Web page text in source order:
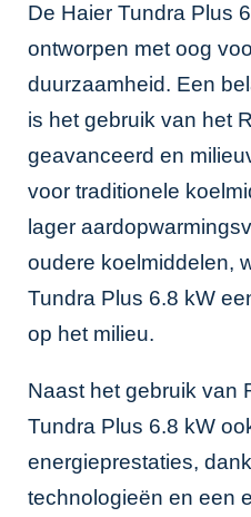
De Haier Tundra Plus
ontworpen met oog
duurzaamheid. Een
is het gebruik van het
geavanceerd en
voor traditionele
lager
oudere koelmiddelen,
Tundra Plus 6.8 kW
op het milieu.
Naast het gebruik van
Tundra Plus 6.8 kW
energieprestaties,
technologieën en een